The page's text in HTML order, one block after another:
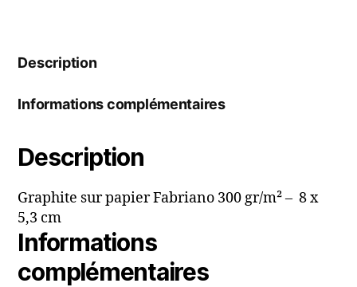
Description
Informations complémentaires
Description
Graphite sur papier Fabriano 300 gr/m² – 8 x
5,3 cm
Informations
complémentaires